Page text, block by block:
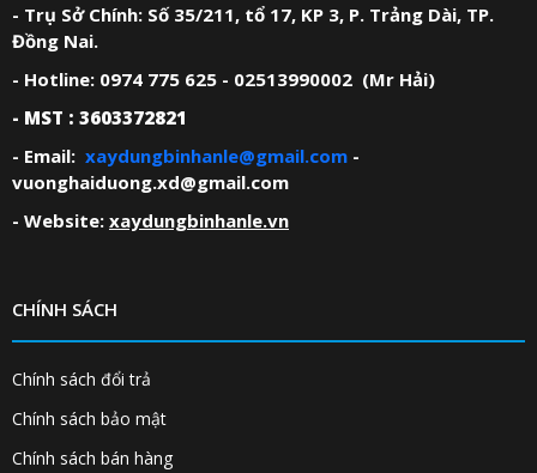
- Trụ Sở Chính: Số 35/211, tổ 17, KP 3, P. Trảng Dài, TP.
Đồng Nai.
- Hotline: 0974 775 625 - 02513990002 (Mr Hải)
- MST : 3603372821
- Email: xaydungbinhanle@gmail.com -
vuonghaiduong.xd@gmail.com
- Website: xaydungbinhanle.vn
CHÍNH SÁCH
Chính sách đổi trả
Chính sách bảo mật
Chính sách bán hàng